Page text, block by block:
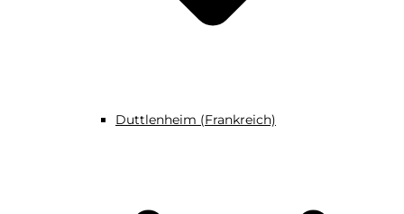
Duttlenheim (Frankreich)